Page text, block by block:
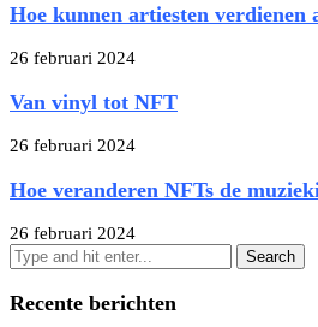
Hoe kunnen artiesten verdienen
26 februari 2024
Van vinyl tot NFT
26 februari 2024
Hoe veranderen NFTs de
26 februari 2024
Recente berichten